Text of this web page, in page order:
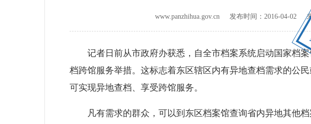
www.panzhihua.gov.cn 发布时间： 2016-04-02来
记者日前从市政府办获悉，自全市档案系统启动国家档案
档跨馆服务举措。这标志着东区辖区内有异地查档需求的公
可实现异地查档、享受跨馆服务。
凡有需求的群众，可以到东区档案馆查询省内异地其他档